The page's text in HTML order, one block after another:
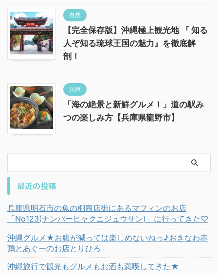
自然
【完全保存版】沖縄極上観光地 『 知る
人ぞ知る琉球王国の魅力』を徹底解
剖！
兵庫
「海の絶景と新鮮グルメ！」道の駅み
つの楽しみ方【兵庫県龍野市】
最近の投稿
兵庫県明石市の魚の棚商店街にあるマフィンのお店
「No123(ナンバーヒャクニジュウサン)」に行ってきた♡
沖縄グルメ★お腹が減っては楽しめないねっ♪おきなわ赤
鶏とあぐーのお店とりひろ
沖縄旅行で観光もグルメもお酒も満喫してきた★